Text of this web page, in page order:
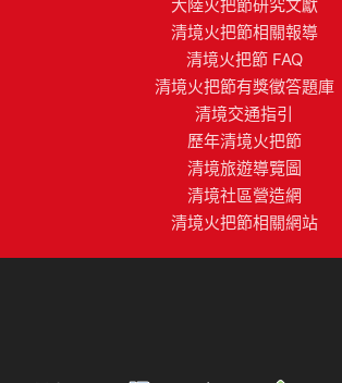
大陸火把節研究文獻
清境火把節相關報導
清境火把節 FAQ
清境火把節有獎徵答題庫
清境交通指引
歷年清境火把節
清境旅遊導覽圖
清境社區營造網
清境火把節相關網站